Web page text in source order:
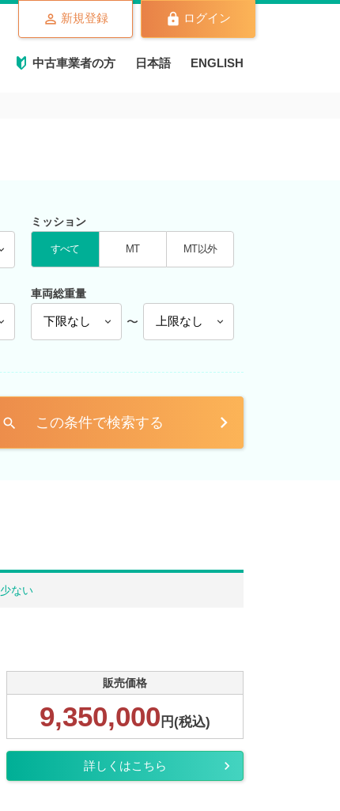
中古車業者の方 日本語 ENGLISH
新規登録 ログイン
ミッション
すべて MT MT以外
車両総重量
〜
search この条件で検索する
少ない
販売価格
9,350,000 円(税込)
詳しくはこちら